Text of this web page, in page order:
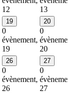
12
13
19
0
évènement,
19
20
0
20
26
0
évènement,
26
27
0
27